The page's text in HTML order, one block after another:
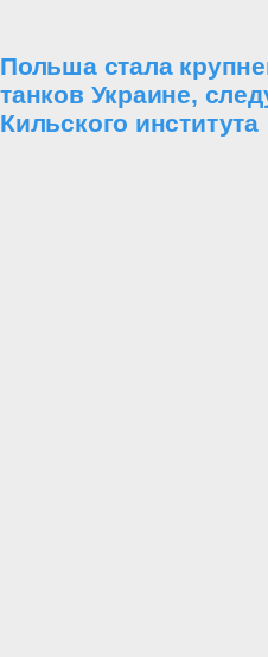
Польша стала
танков Украине,
Кильского института